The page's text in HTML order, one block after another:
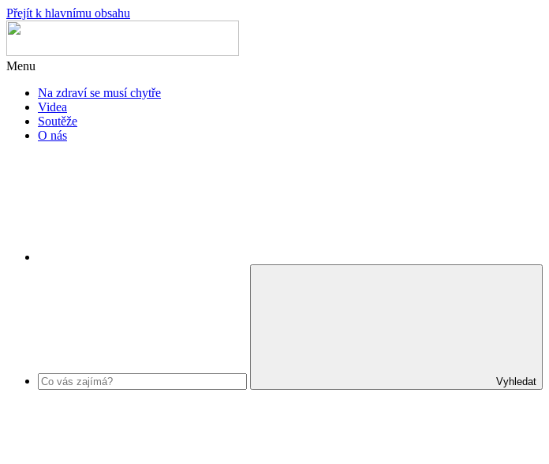
Přejít k hlavnímu obsahu
Menu
Na zdraví se musí chytře
Videa
Soutěže
O nás
Vyhledat